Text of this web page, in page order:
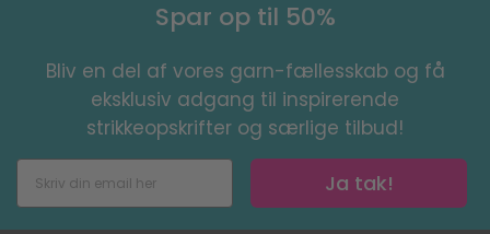
Spar op til 50%
Bliv en del af vores garn-fællesskab og få
eksklusiv adgang til inspirerende
strikkeopskrifter og særlige tilbud!
Ja tak!